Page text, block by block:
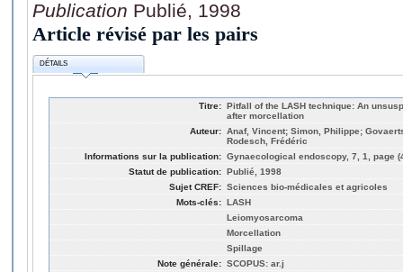
Publication Publié, 1998
Article révisé par les pairs
DÉTAILS
Titre: Pitfall of the LASH technique: An
after morcellation
Auteur: Anaf, Vincent; Simon, Philippe;
Rodesch, Frédéric
Informations sur la publication: Gynaecological endoscopy, 7, 1, page
Statut de publication: Publié, 1998
Sujet CREF: Sciences bio-médicales et agricoles
Mots-clés: LASH
Leiomyosarcoma
Morcellation
Spillage
Note générale: SCOPUS: ar.j